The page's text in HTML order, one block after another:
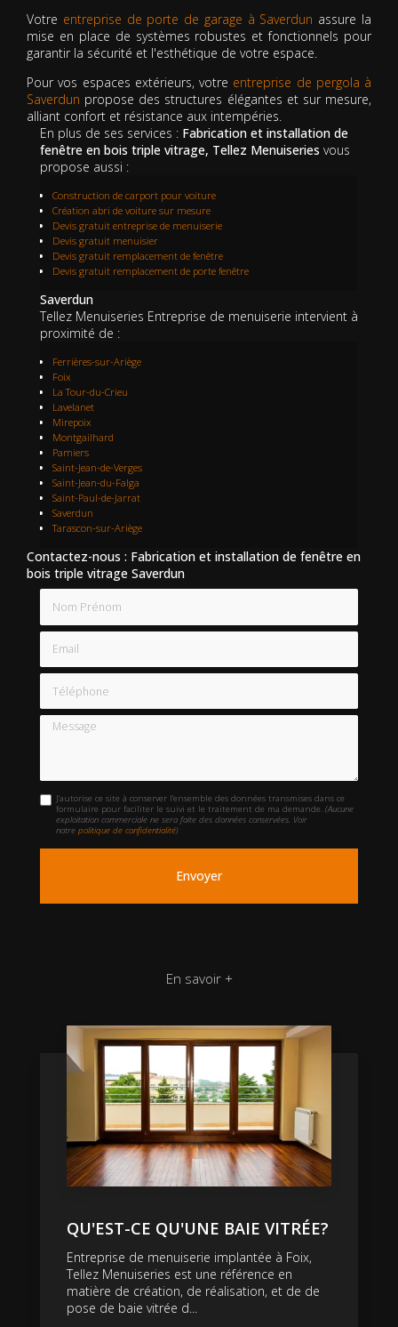
Votre entreprise de porte de garage à Saverdun assure la
mise en place de systèmes robustes et fonctionnels pour
garantir la sécurité et l'esthétique de votre espace.
Pour vos espaces extérieurs, votre entreprise de pergola à
Saverdun propose des structures élégantes et sur mesure,
alliant confort et résistance aux intempéries.
En plus de ses services : Fabrication et installation de
fenêtre en bois triple vitrage, Tellez Menuiseries vous
propose aussi :
Construction de carport pour voiture
Création abri de voiture sur mesure
Devis gratuit entreprise de menuiserie
Devis gratuit menuisier
Devis gratuit remplacement de fenêtre
Devis gratuit remplacement de porte fenêtre
Saverdun
Tellez Menuiseries Entreprise de menuiserie intervient à
proximité de :
Ferrières-sur-Ariège
Foix
La Tour-du-Crieu
Lavelanet
Mirepoix
Montgailhard
Pamiers
Saint-Jean-de-Verges
Saint-Jean-du-Falga
Saint-Paul-de-Jarrat
Saverdun
Tarascon-sur-Ariège
Contactez-nous : Fabrication et installation de fenêtre en
bois triple vitrage Saverdun
Email
Téléphone
Message
J'autorise ce site à conserver l'ensemble des données transmises dans ce
formulaire pour faciliter le suivi et le traitement de ma demande.(Aucune
exploitation commerciale ne sera faite des données conservées. Voir
notrepolitique de confidentialité)
En savoir +
QU'EST-CE QU'UNE BAIE VITRÉE?
Entreprise de menuiserie implantée à Foix,
Tellez Menuiseries est une référence en
matière de création, de réalisation, et de de
pose de baie vitrée d...